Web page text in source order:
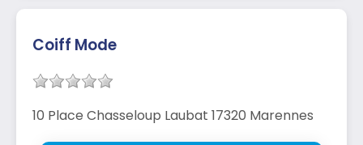
Coiff Mode
10 Place Chasseloup Laubat 17320 Marennes